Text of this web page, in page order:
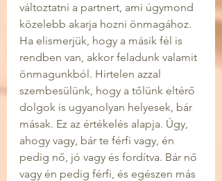
változtatni a partnert, ami úgymond
közelebb akarja hozni önmagához.
Ha elismerjük, hogy a másik fél is
rendben van, akkor feladunk valamit
önmagunkból. Hirtelen azzal
szembesülünk, hogy a tőlünk eltérő
dolgok is ugyanolyan helyesek, bár
másak. Ez az értékelés alapja. Úgy,
ahogy vagy, bár te férfi vagy, én
pedig nő, jó vagy és fordítva. Bár nő
vagy én pedig férfi, és egészen más